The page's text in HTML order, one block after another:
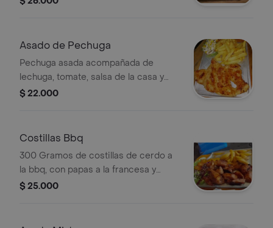
Asado de Pechuga
Pechuga asada acompañada de
lechuga, tomate, salsa de la casa y
papas fritas.
$ 22.000
Costillas Bbq
300 Gramos de costillas de cerdo a
la bbq, con papas a la francesa y
ensalada.
$ 25.000